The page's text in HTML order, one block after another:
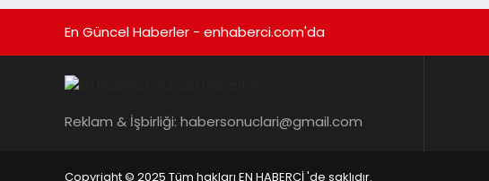
En Güncel Haberler - enhaberci.com'da
Reklam & İşbirliği: habersonuclari@gmail.com
Copyright © 2025 Tüm hakları EN HABERCİ 'de saklıdır.